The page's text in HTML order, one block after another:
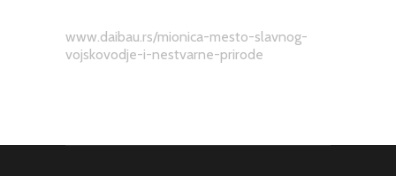
www.daibau.rs/mionica-mesto-slavnog-
vojskovodje-i-nestvarne-prirode